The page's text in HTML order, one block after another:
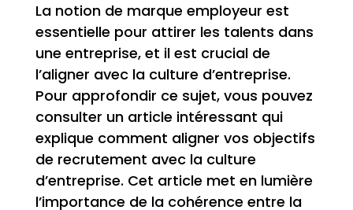
La notion de marque employeur est
essentielle pour attirer les talents dans
une entreprise, et il est crucial de
l’aligner avec la culture d’entreprise.
Pour approfondir ce sujet, vous pouvez
consulter un article intéressant qui
explique comment aligner vos objectifs
de recrutement avec la culture
d’entreprise. Cet article met en lumière
l’importance de la cohérence entre la